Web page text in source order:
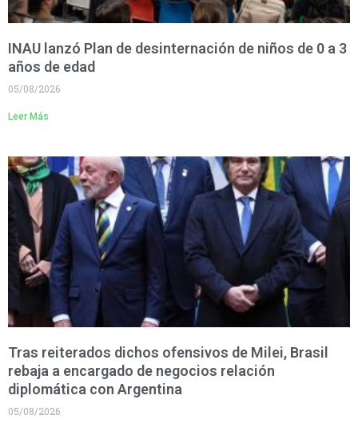
INAU lanzó Plan de desinternación de niños de 0 a 3
años de edad
05/08/2026
Leer Más
Tras reiterados dichos ofensivos de Milei, Brasil
rebaja a encargado de negocios relación
diplomática con Argentina
05/08/2026